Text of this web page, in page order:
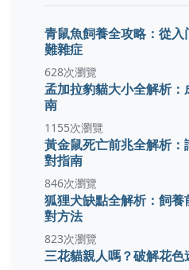
青鼠魚飼養全攻略：從
難雜症
628次瀏覽
孟加拉豹貓大小全解析
南
1155次瀏覽
黃金鼠死亡前兆全解析
對指南
846次瀏覽
狐狸犬缺點全解析：飼
對方法
823次瀏覽
三花貓親人嗎？破解花